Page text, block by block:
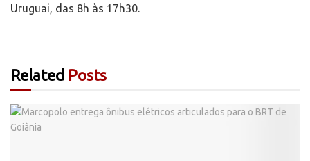
Uruguai, das 8h às 17h30.
Related Posts